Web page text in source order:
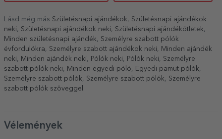
Lásd még más Születésnapi ajándékok, Születésnapi ajándékok
neki, Születésnapi ajándékok neki, Születésnapi ajándékötletek,
Minden születésnapi ajándék, Személyre szabott pólók
évfordulókra, Személyre szabott ajándékok neki, Minden ajándék
neki, Minden ajándék neki, Pólók neki, Pólók neki, Személyre
szabott pólók neki, Minden egyedi póló, Egyedi pamut pólók,
Személyre szabott pólók, Személyre szabott pólók, Személyre
szabott pólók szöveggel .
Vélemények